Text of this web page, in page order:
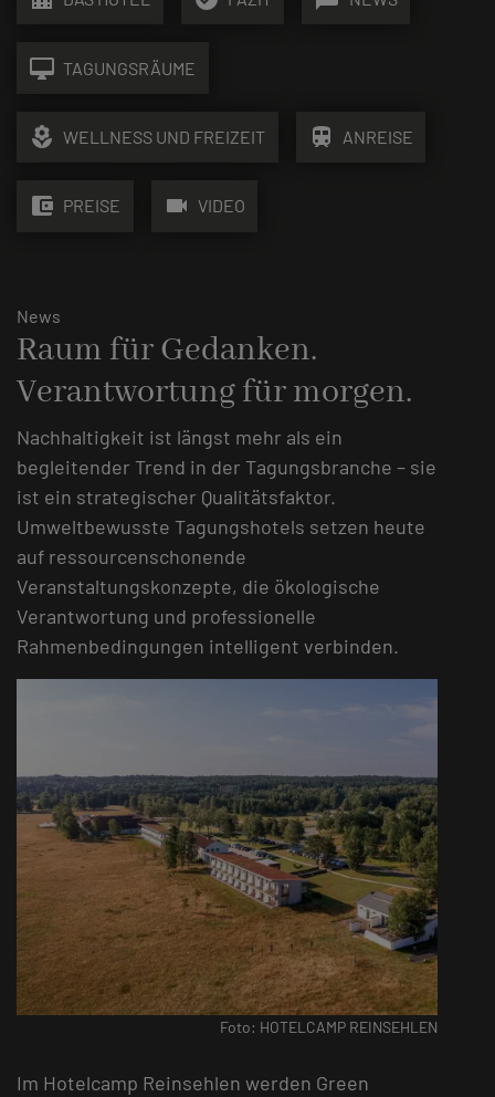
desktop_mac TAGUNGSRÄUME
local_florist WELLNESS UND FREIZEIT train ANREISE
account_balance_wallet PREISE videocam VIDEO
News
Raum für Gedanken.
Verantwortung für morgen.
Nachhaltigkeit ist längst mehr als ein
begleitender Trend in der Tagungsbranche – sie
ist ein strategischer Qualitätsfaktor.
Umweltbewusste Tagungshotels setzen heute
auf ressourcenschonende
Veranstaltungskonzepte, die ökologische
Verantwortung und professionelle
Rahmenbedingungen intelligent verbinden.
Foto: HOTELCAMP REINSEHLEN
Im Hotelcamp Reinsehlen werden Green